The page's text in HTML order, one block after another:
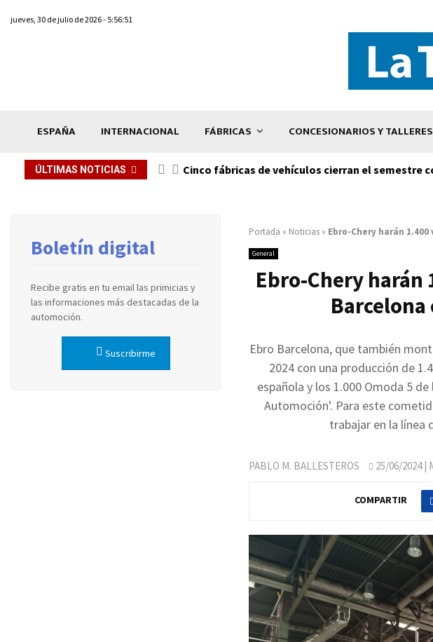
jueves, 30 de julio de 2026 - 5:56:51
ESPAÑA INTERNACIONAL FÁBRICAS CONCESIONARIOS Y TALLERES
ÚLTIMAS NOTICIAS Cinco fábricas de vehículos cierran el semestre
Portada » Noticias » Ebro-Chery harán
General
Ebro-Chery harán
Barcelona
Ebro Barcelona, que también
2024 con una producción de
española y los 1.000 Omoda 5
Automoción'. Para este
trabajar en la línea
PABLO M. BALLESTEROS 25/06/2024|
COMPARTIR
Boletín digital
Recibe gratis en tu email las primicias y
las informaciones más destacadas de la
automoción.
Suscribirme